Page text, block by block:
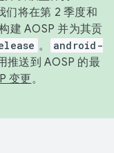
们将在第 2 季度和
建 AOSP 并为其贡
。
android-
推送到 AOSP 的最
变更。